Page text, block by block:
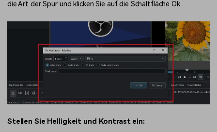
die Art der Spur und klicken Sie auf die Schaltfläche Ok.
Stellen Sie Helligkeit und Kontrast ein: